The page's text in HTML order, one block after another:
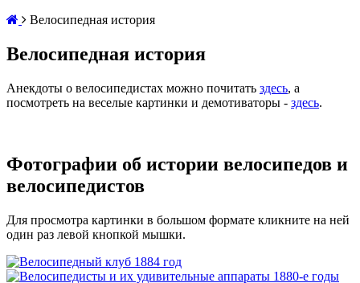
Велосипедная история
Велосипедная история
Анекдоты о велосипедистах можно почитать здесь, а
посмотреть на веселые картинки и демотиваторы - здесь.
Фотографии об истории велосипедов и
велосипедистов
Для просмотра картинки в большом формате кликните на ней
один раз левой кнопкой мышки.